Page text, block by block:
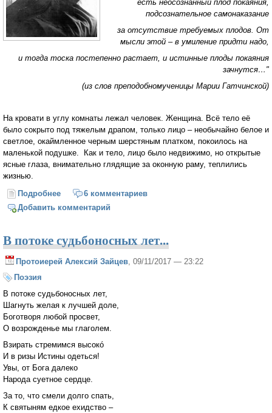
есть неосознанный плод покаяния,
подсознательное самонаказание
за отсутствие требуемых плодов. От
мысли этой – в умиление придти надо,
и тогда тоска постепенно растает, и истинные плоды покаяния
зачнутся…"
(из слов преподобномученицы Марии Гатчинской)
На кровати в углу комнаты лежал человек. Женщина. Всё тело её
было сокрыто под тяжелым драпом, только лицо – необычайно белое и
светлое, окаймленное черным шерстяным платком, покоилось на
маленькой подушке. Как и тело, лицо было недвижимо, но открытые
ясные глаза, внимательно глядящие за оконную раму, теплились
жизнью.
Подробнее о Внутренняя природа
6 комментариев
Добавить комментарий
В потоке судьбоносных лет...
Протоиерей Алексий Зайцев , 09/11/2017 — 23:22
Поэзия
В потоке судьбоносных лет,
Шагнуть желая к лучшей доле,
Боготворя любой просвет,
О возрожденье мы глаголем.
Взирать стремимся высокó
И в ризы Истины одеться!
Увы, от Бога далеко
Народа суетное сердце.
За то, что смели долго спать,
К святыням едкое ехидство –